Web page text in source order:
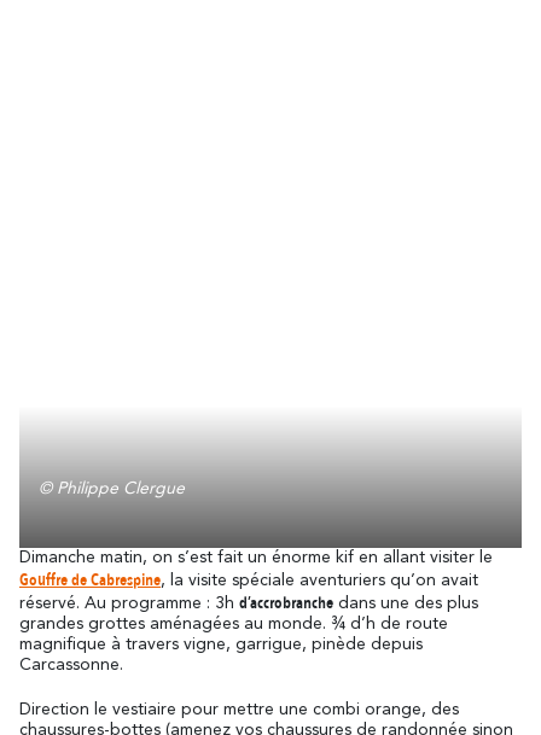
Dimanche matin, on s’est fait un énorme kif en allant visiter le
Gouffre de Cabrespine, la visite spéciale aventuriers qu’on avait
réservé. Au programme : 3h d’accrobranche dans une des plus
grandes grottes aménagées au monde. ¾ d’h de route
magnifique à travers vigne, garrigue, pinède depuis
Carcassonne.
Direction le vestiaire pour mettre une combi orange, des
chaussures-bottes (amenez vos chaussures de randonnée sinon
© Philippe Clergue